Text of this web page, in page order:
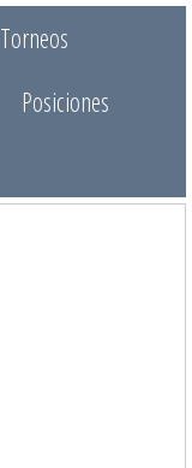
Torneos
Posiciones